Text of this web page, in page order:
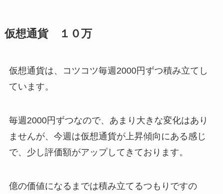
仮想通貨 １０万
仮想通貨は、コツコツ毎週2000円ずつ積み立てし
ています。
毎週2000円ずつなので、あまり大きな変化はあり
ませんが、今週は仮想通貨が上昇傾向にある感じ
で、少し評価額がアップしてきております。
億の価値になるまでは積み立てるつもりですの